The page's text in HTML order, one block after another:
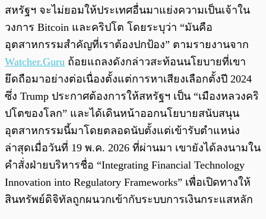
สหรัฐฯ จะไม่ยอมให้ประเทศอื่นมาแย่งความเป็นเจ้าใน
วงการ Bitcoin และคริปโต โดยระบุว่า “มันคือ
อุตสาหกรรมสำคัญที่เราต้องปกป้อง” ตามรายงานจาก
Watcher.Guru ถ้อยแถลงดังกล่าวสะท้อนนโยบายที่เขา
ยึดถือมาอย่างต่อเนื่องตั้งแต่การหาเสียงเลือกตั้งปี 2024
ซึ่ง Trump ประกาศต้องการให้สหรัฐฯ เป็น “เมืองหลวงคริ
ปโตของโลก” และได้เดินหน้าออกนโยบายสนับสนุน
อุตสาหกรรมนี้มาโดยตลอดนับตั้งแต่เข้ารับตำแหน่ง
ล่าสุดเมื่อวันที่ 19 พ.ค. 2026 ที่ผ่านมา เขายังได้ลงนามใน
คำสั่งฝ่ายบริหารชื่อ “Integrating Financial Technology
Innovation into Regulatory Frameworks” เพื่อเปิดทางให้
สินทรัพย์ดิจิทัลถูกผนวกเข้ากับระบบการเงินกระแสหลัก